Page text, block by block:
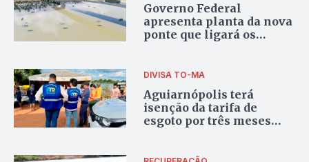
Governo Federal
apresenta planta da nova
ponte que ligará os
DIVISA TO-MA
Aguiarnópolis terá
isenção da tarifa de
esgoto por três meses